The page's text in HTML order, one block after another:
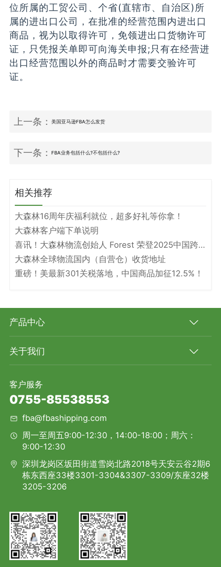
位所属的工贸公司、个省(直辖市、自治区)所
属的进出口公司，在批准的经营范围内进出口
商品，视为以取得许可，免领进出口货物许可
证，只凭报关单即可向海关申报;只有在经营进
出口经营范围以外的商品时才需要交验许可
证。
上一条：美国亚马逊FBA怎么发货
下一条：FBA业务包括什么?不包括什么?
相关推荐
大森林16周年庆福利就位，超多好礼等你拿！
大森林客户端下单说明
喜讯！大森林物流创始人 Forest 荣登2025中国跨境电商物流名人堂！
大森林全球物流国内（自营仓）收货地址
重磅！美最新301关税落地，中国商品加征12.5%！
产品中心
关于我们
客户服务
0755-85538553
fba@fbashipping.com
周一至周五9:00-12:30，14:00-18:00；周六：
9:00-12:30
深圳龙岗区坂田街道雪岗北路2018号天安云谷2期6
栋东西座33楼3301-3304&3307-3309/东座32楼
3205-3206